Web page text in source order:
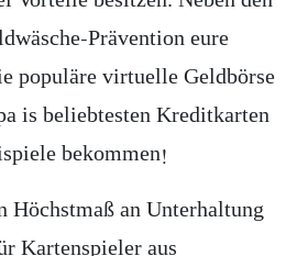
Prävention eure
populäre virtuelle Geldbörse
is beliebtesten Kreditkarten
bekommen!
Höchstmaß an Unterhaltung
Kartenspieler aus